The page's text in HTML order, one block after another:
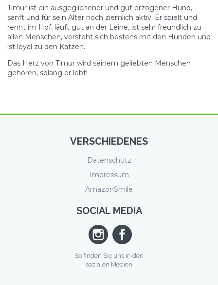
Timur ist ein ausgeglichener und gut erzogener Hund,
sanft und für sein Alter noch ziemlich aktiv. Er spielt und
rennt im Hof, läuft gut an der Leine, ist sehr freundlich zu
allen Menschen, versteht sich bestens mit den Hunden und
ist loyal zu den Katzen.
Das Herz von Timur wird seinem geliebten Menschen
gehören, solang er lebt!
VERSCHIEDENES
Datenschutz
Impressum
AmazonSmile
SOCIAL MEDIA
So finden Sie uns in den
sozialen Medien